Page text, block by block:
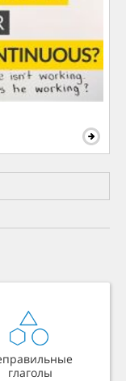
глаголы